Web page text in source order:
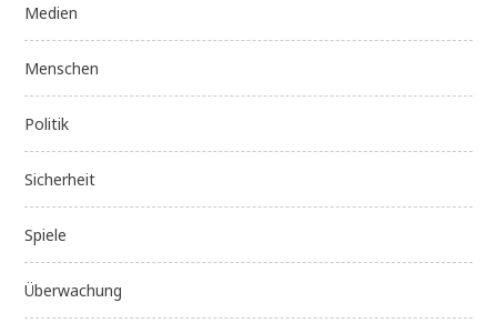
Medien
Menschen
Politik
Sicherheit
Spiele
Überwachung